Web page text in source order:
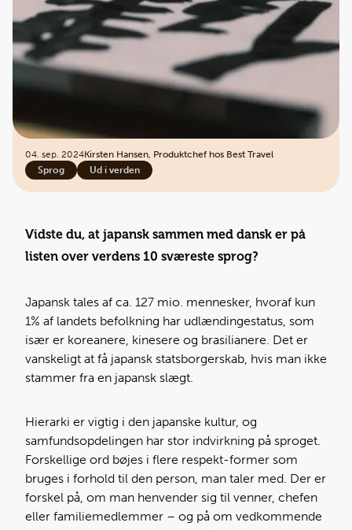
04. sep. 2024Kirsten Hansen, Produktchef hos Best Travel
Sprog
Ud i verden
Vidste du, at japansk sammen med dansk er på
listen over verdens 10 sværeste sprog?
Japansk tales af ca. 127 mio. mennesker, hvoraf kun
1% af landets befolkning har udlændingestatus, som
især er koreanere, kinesere og brasilianere. Det er
vanskeligt at få japansk statsborgerskab, hvis man ikke
stammer fra en japansk slægt.
Hierarki er vigtig i den japanske kultur, og
samfundsopdelingen har stor indvirkning på sproget.
Forskellige ord bøjes i flere respekt-former som
bruges i forhold til den person, man taler med. Der er
forskel på, om man henvender sig til venner, chefen
eller familiemedlemmer – og på om vedkommende